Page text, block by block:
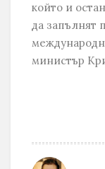
който и
да запълнят
министър